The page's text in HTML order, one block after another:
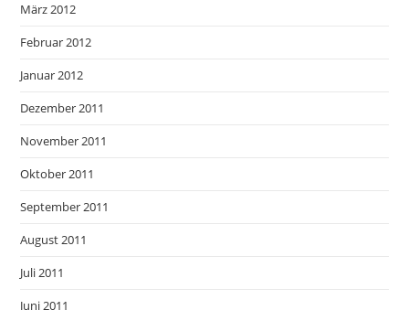
März 2012
Februar 2012
Januar 2012
Dezember 2011
November 2011
Oktober 2011
September 2011
August 2011
Juli 2011
Juni 2011